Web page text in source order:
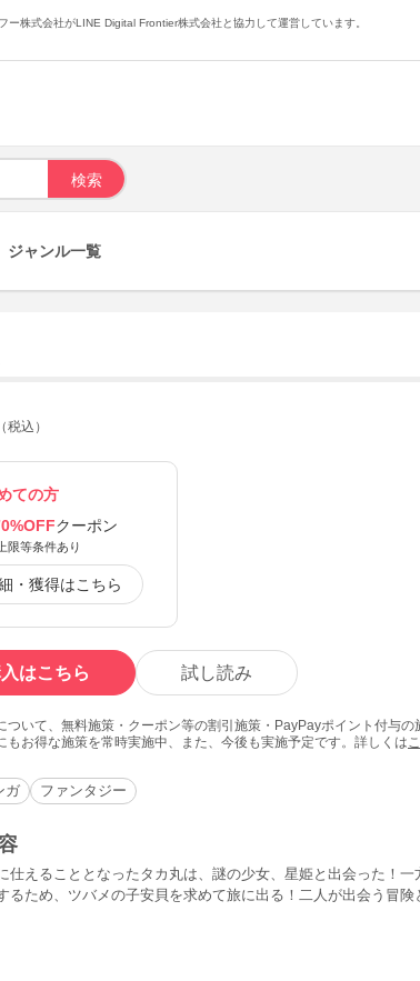
株式会社がLINE Digital Frontier株式会社と協力して運営しています。
ジャンル一覧
税込）
ての方
クーポン
限等条件あり
・獲得はこちら
はこちら 試し読み
ついて、無料施策・クーポン等の割引施策・PayPayポイント付与の
もお得な施策を常時実施中、また、今後も実施予定です。詳しくは
ガ ファンタジー
仕えることとなったタカ丸は、謎の少女、星姫と出会った！
るため、ツバメの子安貝を求めて旅に出る！二人が出会う冒